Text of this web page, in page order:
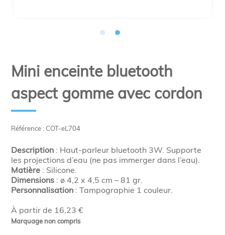
Référence : COT-eL704
À partir de 16,23 €
Marquage non compris
Mini enceinte bluetooth
aspect gomme avec cordon
Description : Haut-parleur bluetooth 3W. Supporte
les projections d’eau (ne pas immerger dans l’eau).
Matière : Silicone.
Dimensions : ø 4,2 x 4,5 cm – 81 gr.
Personnalisation : Tampographie 1 couleur.